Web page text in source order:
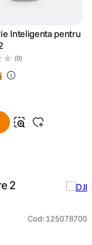
Inteligenta pentru
(0)
2
Cod: 125078700